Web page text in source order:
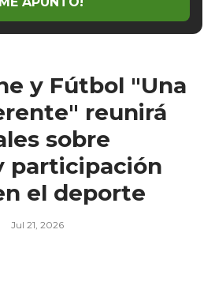
y Fútbol "Una
reunirá
sobre
participación
el deporte
Jul 21, 2026